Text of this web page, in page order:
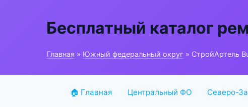
Бесплатный каталог
Главная » Южный федеральный округ » СтройАртель
🏠 Главная Центральный ФО Северо-